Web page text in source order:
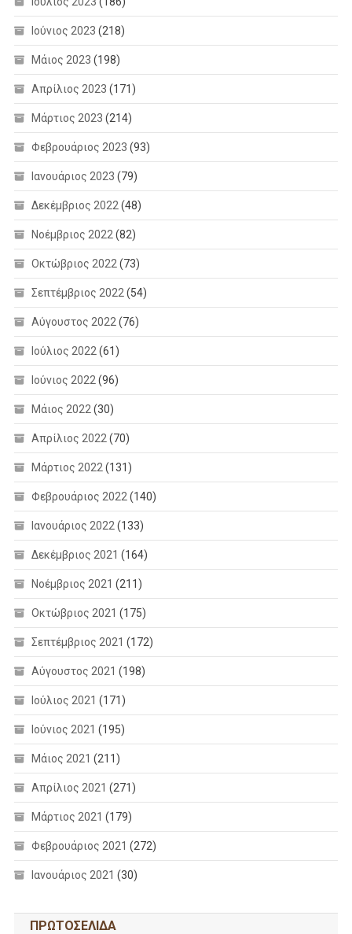
Ιούνιος 2023 (218)
Μάιος 2023 (198)
Απρίλιος 2023 (171)
Μάρτιος 2023 (214)
Φεβρουάριος 2023 (93)
Ιανουάριος 2023 (79)
Δεκέμβριος 2022 (48)
Νοέμβριος 2022 (82)
Οκτώβριος 2022 (73)
Σεπτέμβριος 2022 (54)
Αύγουστος 2022 (76)
Ιούλιος 2022 (61)
Ιούνιος 2022 (96)
Μάιος 2022 (30)
Απρίλιος 2022 (70)
Μάρτιος 2022 (131)
Φεβρουάριος 2022 (140)
Ιανουάριος 2022 (133)
Δεκέμβριος 2021 (164)
Νοέμβριος 2021 (211)
Οκτώβριος 2021 (175)
Σεπτέμβριος 2021 (172)
Αύγουστος 2021 (198)
Ιούλιος 2021 (171)
Ιούνιος 2021 (195)
Μάιος 2021 (211)
Απρίλιος 2021 (271)
Μάρτιος 2021 (179)
Φεβρουάριος 2021 (272)
Ιανουάριος 2021 (30)
ΠΡΩΤΟΣΕΛΙΔΑ